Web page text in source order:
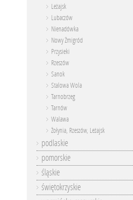
Leżajsk
Lubaczów
Nienadówka
Nowy Żmigród
Przysieki
Rzeszów
Sanok
Stalowa Wola
Tarnobrzeg
Tarnów
Walawa
Żołynia, Rzeszów, Leżajsk
podlaskie
pomorskie
śląskie
świętokrzyskie